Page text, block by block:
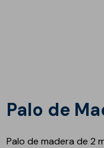
Palo de
Palo de madera de 2